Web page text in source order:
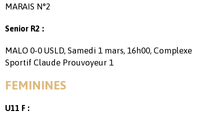
MARAIS N°2
Senior R2 :
MALO 0-0 USLD, Samedi 1 mars, 16h00, Complexe
Sportif Claude Prouvoyeur 1
FEMININES
U11 F :